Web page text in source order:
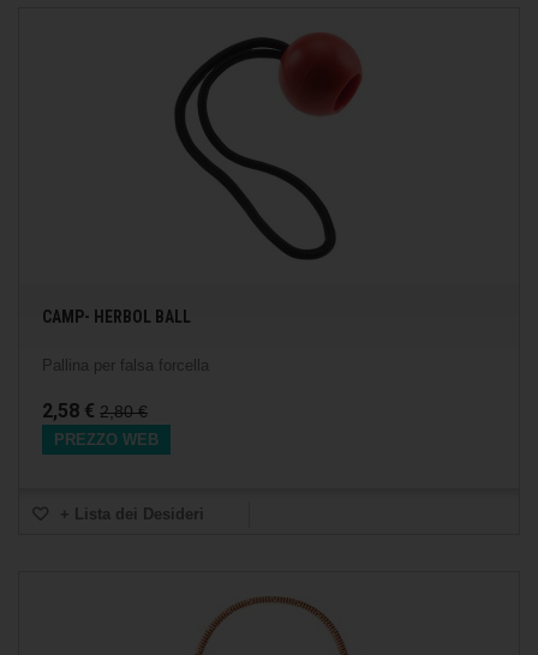
CAMP- HERBOL BALL
Pallina per falsa forcella
2,58 € 2,80 €
PREZZO WEB
+ Lista dei Desideri